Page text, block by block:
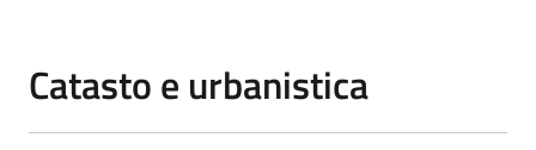
Catasto e urbanistica